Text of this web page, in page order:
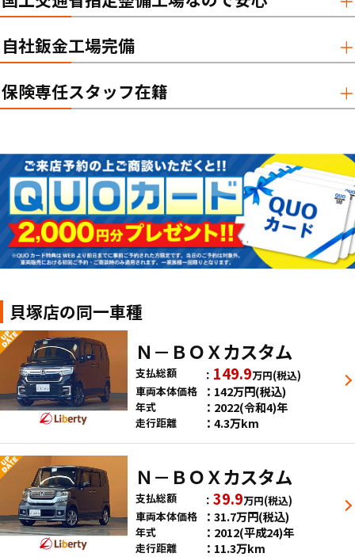
自社鈑金工場完備
保険専任スタッフ在籍
貝塚店の同一車種
Ｎ－ＢＯＸカスタム
支払総額 149.9万円(税込)
車両本体価格
142万円(税込)
年式 2022(令和4)年
走行距離 4.3万km
Ｎ－ＢＯＸカスタム
支払総額 39.9万円(税込)
車両本体価格
31.7万円(税込)
年式 2012(平成24)年
走行距離 11.3万km